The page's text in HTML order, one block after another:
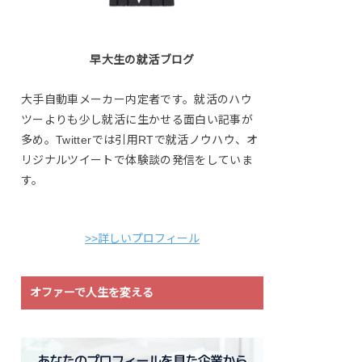
早大生の就活ブログ
大手自動車メーカー内定者です。就活のハウ
ツーよりも少し就活に生かせる面白い記事が
多め。Twitterでは引用RTで就活ノウハウ、オ
リジナルツイートで体験談の発信をしていま
す。
>>詳しいプロフィール
オファーで人生を変える